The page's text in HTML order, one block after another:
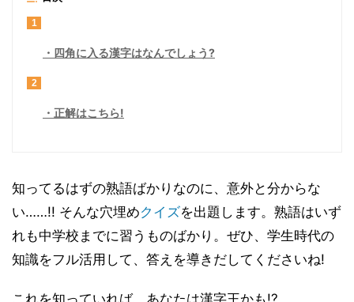
1
四角に入る漢字はなんでしょう?
2
正解はこちら!
知ってるはずの熟語ばかりなのに、意外と分からな
い……!! そんな穴埋めクイズを出題します。熟語はいず
れも中学校までに習うものばかり。ぜひ、学生時代の
知識をフル活用して、答えを導きだしてくださいね!
これを知っていれば、あなたは漢字王かも!?